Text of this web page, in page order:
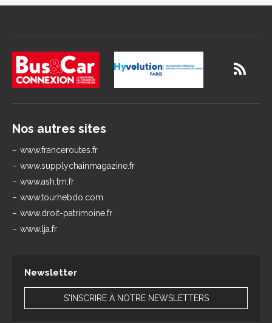
Nos autres sites
www.franceroutes.fr
www.supplychainmagazine.fr
www.ash.tm.fr
www.tourhebdo.com
www.droit-patrimoine.fr
www.lja.fr
Newsletter
S'INSCRIRE À NOTRE NEWSLETTERS